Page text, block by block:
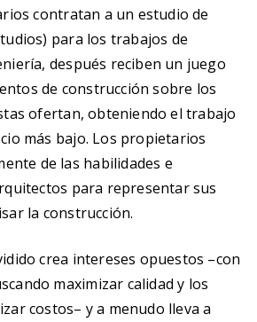
contratan a un estudio de
para los trabajos de
después reciben un juego
de construcción sobre los
ofertan, obteniendo el trabajo
más bajo. Los propietarios
de las habilidades e
para representar sus
la construcción.
crea intereses opuestos –con
maximizar calidad y los
costos– y a menudo lleva a